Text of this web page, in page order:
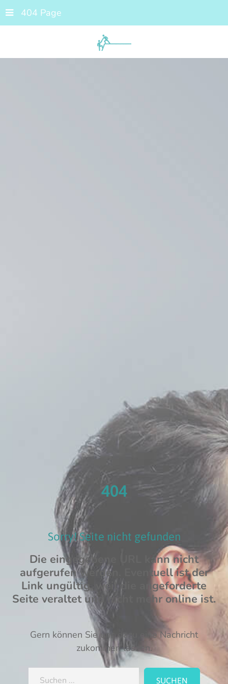
404 Page
404
Sorry! Seite nicht gefunden
Die eingegebene URL kann nicht
aufgerufen werden. Eventuell ist der
Link ungültig, weil die angeforderte
Seite veraltet und nicht mehr online ist.
Gern können Sie uns dazu eine Nachricht
zukommen lassen.
Suchen
SUCHEN